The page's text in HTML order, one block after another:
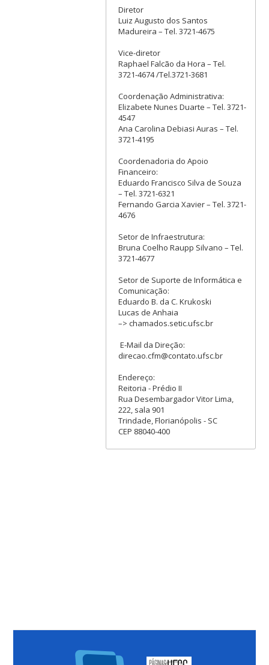
Diretor
Luiz Augusto dos Santos
Madureira – Tel. 3721-4675
Vice-diretor
Raphael Falcão da Hora – Tel.
3721-4674 /Tel.3721-3681
Coordenação Administrativa:
Elizabete Nunes Duarte – Tel. 3721-
4547
Ana Carolina Debiasi Auras – Tel.
3721-4195
Coordenadoria do Apoio
Financeiro:
Eduardo Francisco Silva de Souza
– Tel. 3721-6321
Fernando Garcia Xavier – Tel. 3721-
4676
Setor de Infraestrutura:
Bruna Coelho Raupp Silvano – Tel.
3721-4677
Setor de Suporte de Informática e
Comunicação:
Eduardo B. da C. Krukoski
Lucas de Anhaia
–> chamados.setic.ufsc.br
E-Mail da Direção:
direcao.cfm@contato.ufsc.br
Endereço:
Reitoria - Prédio II
Rua Desembargador Vitor Lima,
222, sala 901
Trindade, Florianópolis - SC
CEP 88040-400